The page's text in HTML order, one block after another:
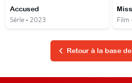
Accused
Série • 2023 Film
Retour à la base